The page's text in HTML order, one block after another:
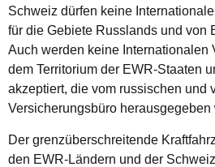
Schweiz dürfen keine
für die Gebiete Russlands und von
Auch werden keine Internationalen
dem Territorium der EWR-Staaten
akzeptiert, die vom russischen und
Versicherungsbüro herausgegeben
Der grenzüberschreitende
den EWR-Ländern und der